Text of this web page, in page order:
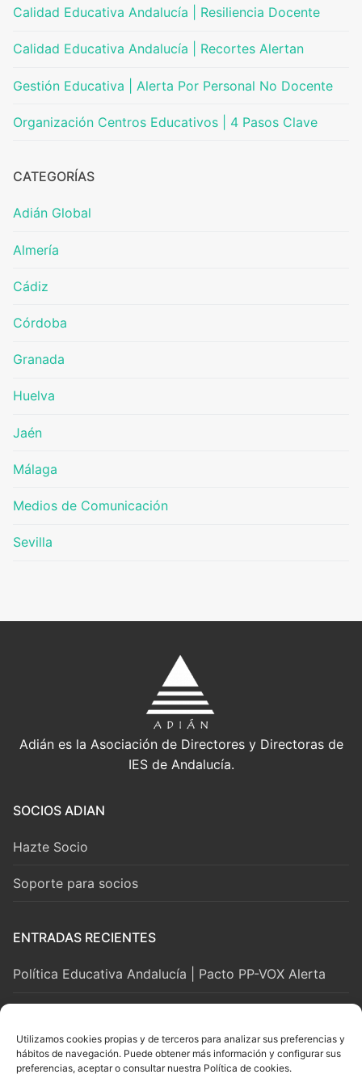
Utilizamos cookies propias y de terceros para analizar sus preferencias y
hábitos de navegación. Puede obtener más información y configurar sus
preferencias, aceptar o consultar nuestra Política de cookies.
Calidad Educativa Andalucía | Resiliencia Docente
Calidad Educativa Andalucía | Recortes Alertan
Gestión Educativa | Alerta Por Personal No Docente
Organización Centros Educativos | 4 Pasos Clave
CATEGORÍAS
Adián Global
Almería
Cádiz
Córdoba
Granada
Huelva
Jaén
Málaga
Medios de Comunicación
Sevilla
Adián es la Asociación de Directores y Directoras de
IES de Andalucía.
SOCIOS ADIAN
Hazte Socio
Soporte para socios
ENTRADAS RECIENTES
Política Educativa Andalucía | Pacto PP-VOX Alerta
LEGAL Y SOPORTE